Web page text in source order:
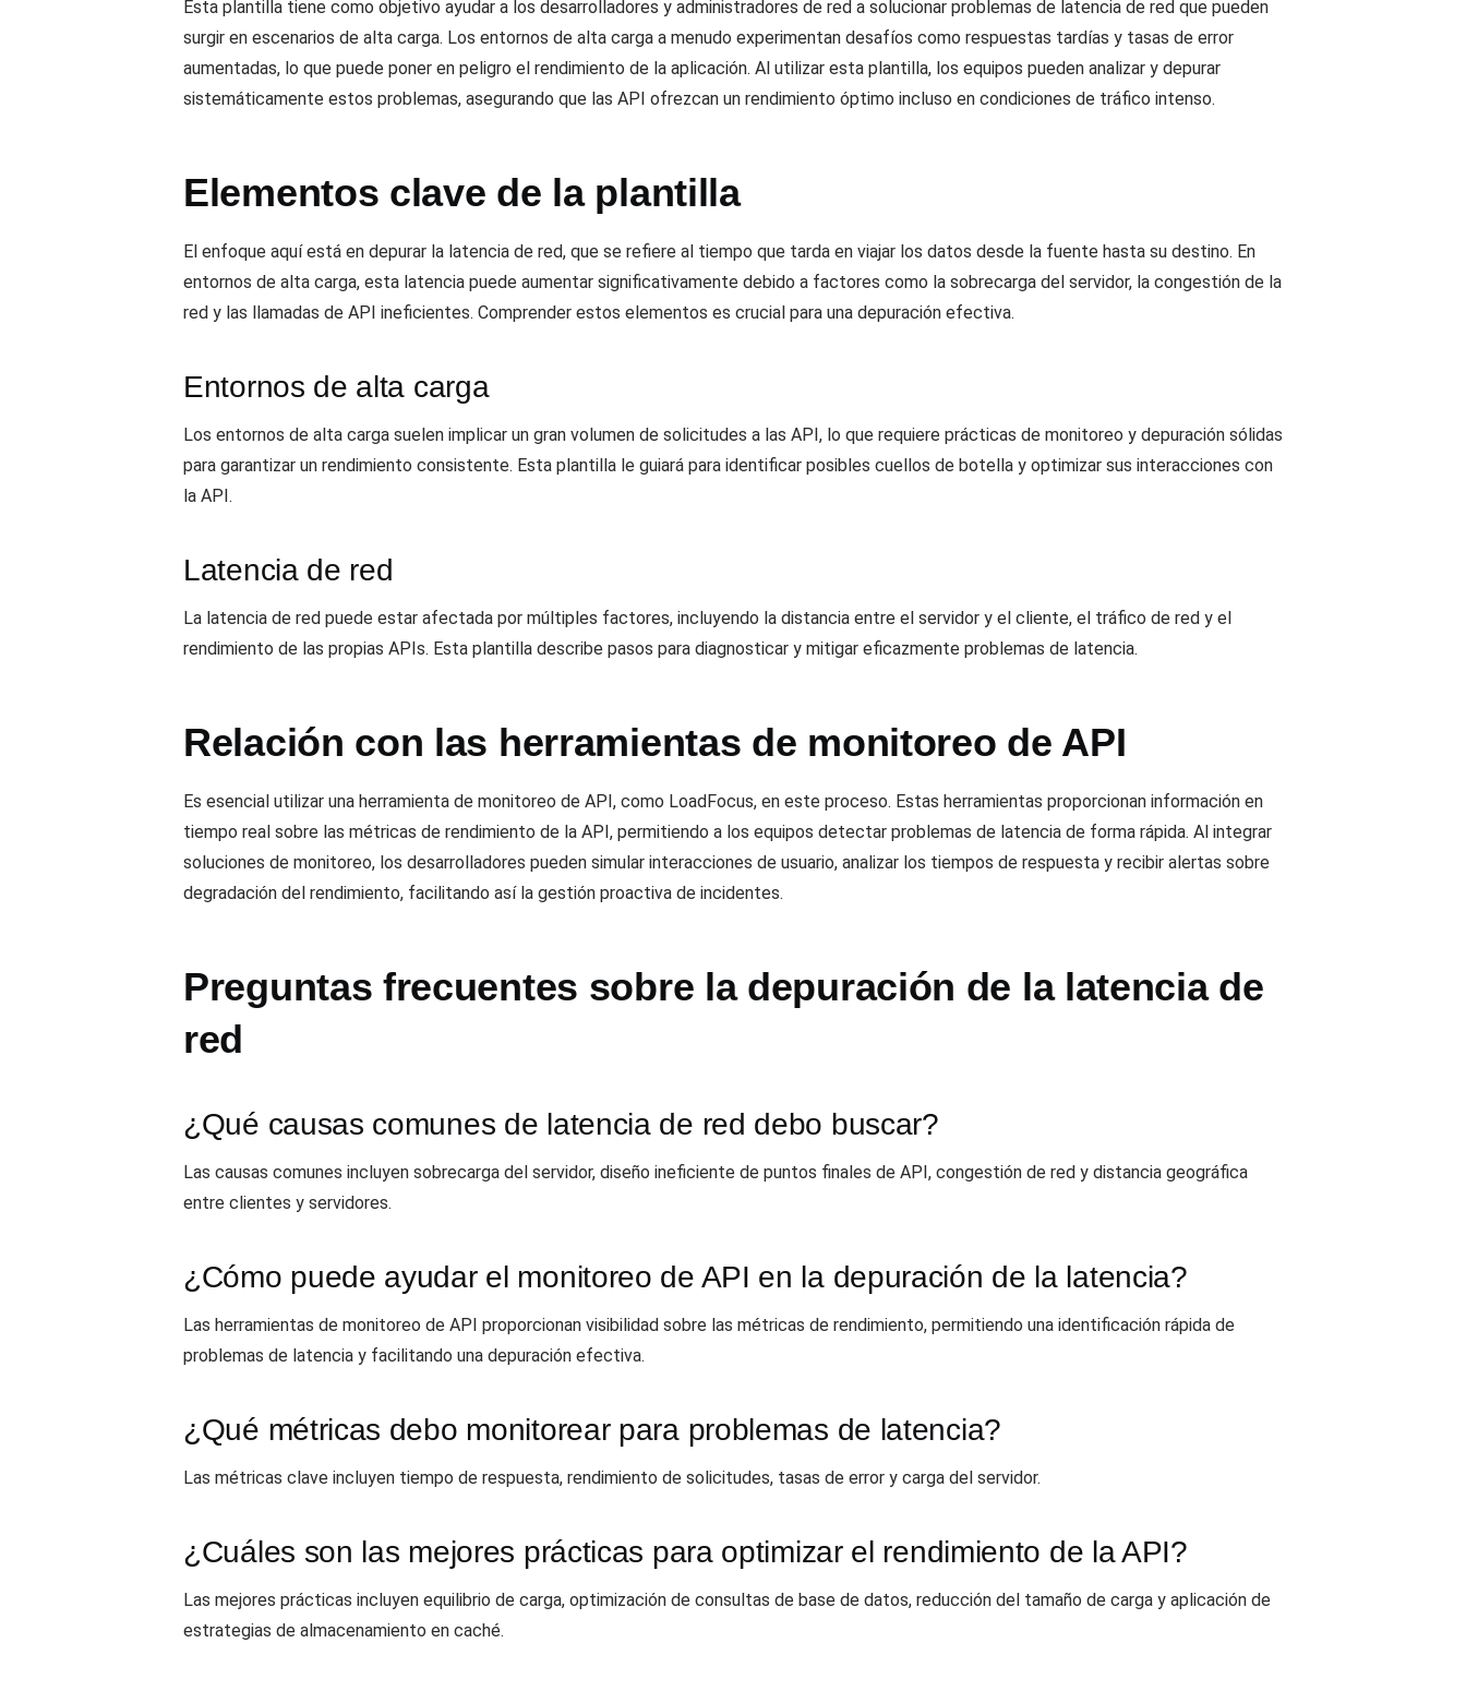
Esta plantilla tiene como objetivo ayudar a los desarrolladores y administradores de red a solucionar problemas de latencia de red que pueden
surgir en escenarios de alta carga. Los entornos de alta carga a menudo experimentan desafíos como respuestas tardías y tasas de error
aumentadas, lo que puede poner en peligro el rendimiento de la aplicación. Al utilizar esta plantilla, los equipos pueden analizar y depurar
sistemáticamente estos problemas, asegurando que las API ofrezcan un rendimiento óptimo incluso en condiciones de tráfico intenso.
Elementos clave de la plantilla
El enfoque aquí está en depurar la latencia de red, que se refiere al tiempo que tarda en viajar los datos desde la fuente hasta su destino. En
entornos de alta carga, esta latencia puede aumentar significativamente debido a factores como la sobrecarga del servidor, la congestión de la
red y las llamadas de API ineficientes. Comprender estos elementos es crucial para una depuración efectiva.
Entornos de alta carga
Los entornos de alta carga suelen implicar un gran volumen de solicitudes a las API, lo que requiere prácticas de monitoreo y depuración sólidas
para garantizar un rendimiento consistente. Esta plantilla le guiará para identificar posibles cuellos de botella y optimizar sus interacciones con
la API.
Latencia de red
La latencia de red puede estar afectada por múltiples factores, incluyendo la distancia entre el servidor y el cliente, el tráfico de red y el
rendimiento de las propias APIs. Esta plantilla describe pasos para diagnosticar y mitigar eficazmente problemas de latencia.
Relación con las herramientas de monitoreo de API
Es esencial utilizar una herramienta de monitoreo de API, como LoadFocus, en este proceso. Estas herramientas proporcionan información en
tiempo real sobre las métricas de rendimiento de la API, permitiendo a los equipos detectar problemas de latencia de forma rápida. Al integrar
soluciones de monitoreo, los desarrolladores pueden simular interacciones de usuario, analizar los tiempos de respuesta y recibir alertas sobre
degradación del rendimiento, facilitando así la gestión proactiva de incidentes.
Preguntas frecuentes sobre la depuración de la latencia de
red
¿Qué causas comunes de latencia de red debo buscar?
Las causas comunes incluyen sobrecarga del servidor, diseño ineficiente de puntos finales de API, congestión de red y distancia geográfica
entre clientes y servidores.
¿Cómo puede ayudar el monitoreo de API en la depuración de la latencia?
Las herramientas de monitoreo de API proporcionan visibilidad sobre las métricas de rendimiento, permitiendo una identificación rápida de
problemas de latencia y facilitando una depuración efectiva.
¿Qué métricas debo monitorear para problemas de latencia?
Las métricas clave incluyen tiempo de respuesta, rendimiento de solicitudes, tasas de error y carga del servidor.
¿Cuáles son las mejores prácticas para optimizar el rendimiento de la API?
Las mejores prácticas incluyen equilibrio de carga, optimización de consultas de base de datos, reducción del tamaño de carga y aplicación de
estrategias de almacenamiento en caché.